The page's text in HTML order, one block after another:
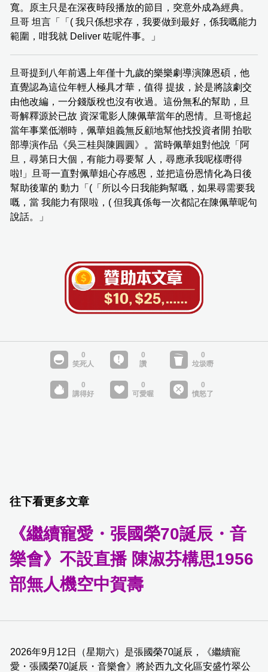
寬。原主只是在深夜時段播放的節目，突意外成為經典。
旦哥 坦言「「( 我只係想求存，我要做到最好，係我嘅能力
範圍，咁我就 Deliver 咗呢件事。」
旦哥提到八年前遇上年僅十九歲的樂樂劇導演陳恩碩，他
直覺認為這位年輕人極具才華，值得 提拔，於是將該劇交
由他改編，一分錢版稅也沒有收過。這份無私的幫助，旦
哥解釋源於已故 資深電影人陳佩華當年的恩情。旦哥憶起
當年事業低潮時，佩華姐義無反顧地幫他找投資者開 拍歌
部導演作品《吳三桂與陳圓圓》。當時佩華姐對他說「阿
旦，尋第日大個，有能力尋要幫 人，尋應承我呢樣嘢得
啦!」旦哥一直對佩華姐心存感恩，並把這份恩情化為日後
幫助後輩的 動力「(「所以今日我能夠幫嘅，如果尋需要我
嘅，當 我能力有限啦，( 但我真係每一次都記在陳佩華呢句
說話。」
往下看更多文章
《繼續寵愛・張國榮70誕辰・音
樂會》不設直播 陳淑芬構思1956
部無人機空中賀壽
2026年9月12日（星期六）是張國榮70誕辰，《繼續寵
愛・張國榮70誕辰・音樂會》將於西九文化區安盛竹翠公